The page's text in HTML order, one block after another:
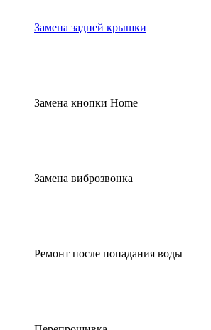
Замена задней крышки
Замена кнопки Home
Замена виброзвонка
Ремонт после попадания воды